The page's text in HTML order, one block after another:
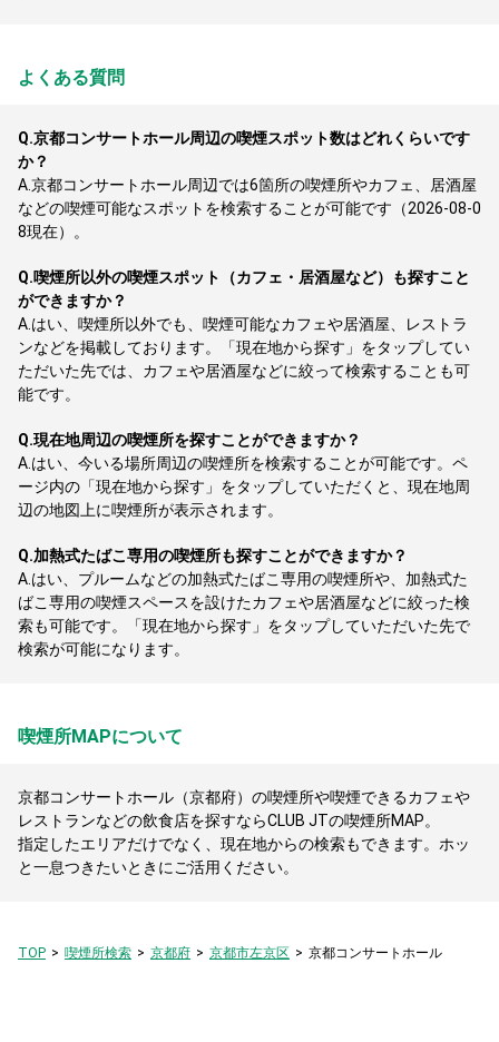
よくある質問
Q.京都コンサートホール周辺の喫煙スポット数はどれくらいです
か？
A.京都コンサートホール周辺では6箇所の喫煙所やカフェ、居酒屋
などの喫煙可能なスポットを検索することが可能です（2026-08-0
8現在）。
Q.喫煙所以外の喫煙スポット（カフェ・居酒屋など）も探すこと
ができますか？
A. はい、喫煙所以外でも、喫煙可能なカフェや居酒屋、レストラ
ンなどを掲載しております。「現在地から探す」をタップしてい
ただいた先では、カフェや居酒屋などに絞って検索することも可
能です。
Q.現在地周辺の喫煙所を探すことができますか？
A. はい、今いる場所周辺の喫煙所を検索することが可能です。ペ
ージ内の「現在地から探す」をタップしていただくと、現在地周
辺の地図上に喫煙所が表示されます。
Q.加熱式たばこ専用の喫煙所も探すことができますか？
A. はい、プルームなどの加熱式たばこ専用の喫煙所や、加熱式た
ばこ専用の喫煙スペースを設けたカフェや居酒屋などに絞った検
索も可能です。「現在地から探す」をタップしていただいた先で
検索が可能になります。
喫煙所MAPについて
京都コンサートホール（京都府）の喫煙所や喫煙できるカフェや
レストランなどの飲食店を探すならCLUB JTの喫煙所MAP。
指定したエリアだけでなく、現在地からの検索もできます。ホッ
と一息つきたいときにご活用ください。
TOP 喫煙所検索 京都府 京都市左京区 京都コンサートホール